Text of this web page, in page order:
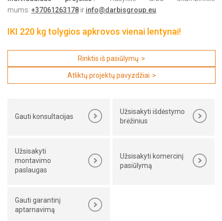
mums: +37061263178 ir info@darbisgroup.eu
IKI 220 kg tolygios apkrovos vienai lentynai!
Rinktis iš pasiūlymų
Atliktų projektų pavyzdžiai
Gauti konsultacijas
Užsisakyti išdėstymo
brėžinius
Užsisakyti
montavimo
paslaugas
Užsisakyti komercinį
pasiūlymą
Gauti garantinį
aptarnavimą